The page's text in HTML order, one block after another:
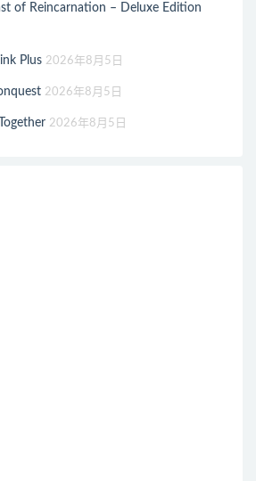
of Reincarnation – Deluxe Edition
Plus 2026年8月5日
2026年8月5日
2026年8月5日